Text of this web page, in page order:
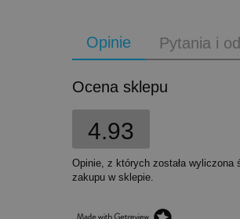
Opinie Pytania i
Ocena sklepu
4.93
Opinie, z których została
zakupu w sklepie.